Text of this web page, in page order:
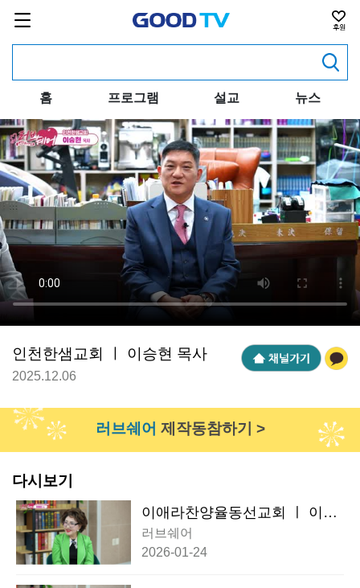
홈 프로그램 설교 뉴스
인천한샘교회 ㅣ 이승현 목사
2025.12.06
러브쉐어 제작동참하기 >
다시보기
이애라찬양율동선교회 ㅣ 이애
라 목사
러브쉐어
2026-01-24